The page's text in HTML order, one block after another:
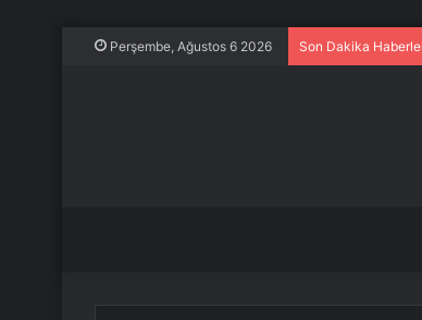
Perşembe, Ağustos 6 2026 Son Dakika